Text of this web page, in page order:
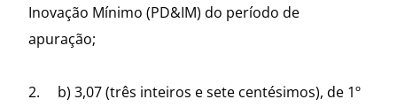
Inovação Mínimo (PD&IM) do período de
apuração;
2. b) 3,07 (três inteiros e sete centésimos), de 1º